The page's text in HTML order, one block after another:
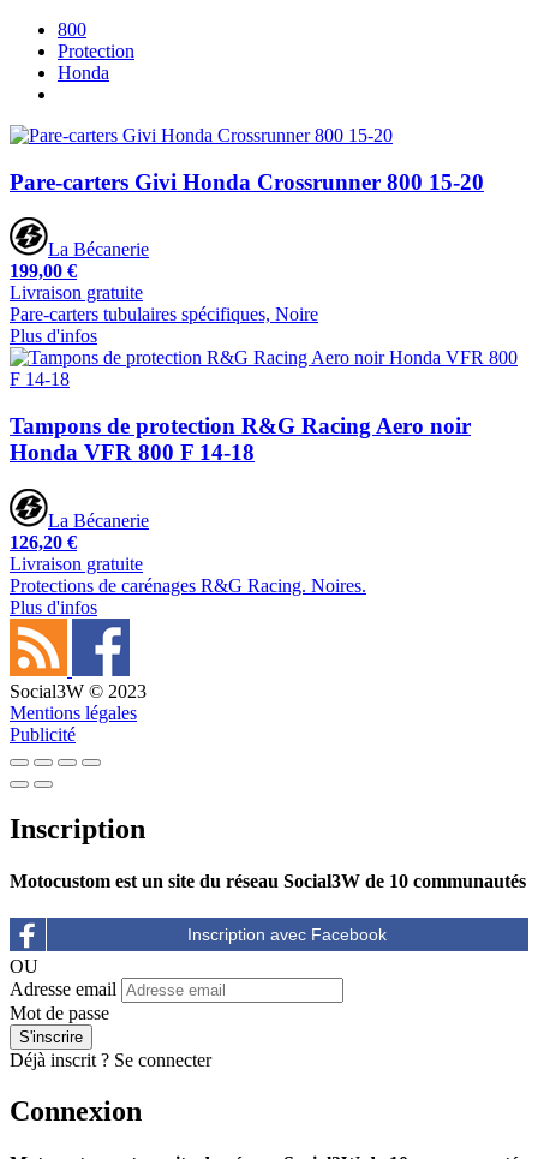
800
Protection
Honda
Pare-carters Givi Honda Crossrunner 800 15-20
La Bécanerie
199,00 €
Livraison gratuite
Pare-carters tubulaires spécifiques, Noire
Plus d'infos
Tampons de protection R&G Racing Aero noir
Honda VFR 800 F 14-18
La Bécanerie
126,20 €
Livraison gratuite
Protections de carénages R&G Racing. Noires.
Plus d'infos
Social3W © 2023
Mentions légales
Publicité
Inscription
Motocustom est un site du réseau Social3W de 10 communautés
OU
Adresse email
Mot de passe
Déjà inscrit ? Se connecter
Connexion